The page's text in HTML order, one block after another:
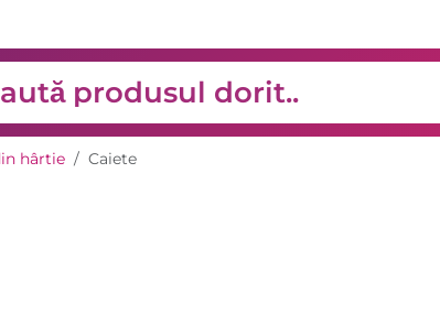
hârtie Caiete